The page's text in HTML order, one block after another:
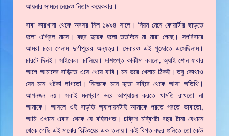
আয়নার সামনে নেচেও নিতাম কয়েকবার।
বাবা কারখানা থেকে অবসর নিল ১৯৯৪ সালে। নিয়ম মেনে কোয়ার্টার ছাড়তে
হলো এপ্রিল মাসে। বছর দুয়েক হলো ততদিনে মা মারা গেছে। সপরিবারে
আমরা চলে গেলাম দুর্গাপুরের অন্যত্র। সেবারও এই পুজোতে এসেছিলাম।
চারটে দিনই। সাইকেল চালিয়ে। দাশগুপ্ত কাকীমা বললো, অ্যাই শোন যাবার
আগে আমাদের বাড়িতে এসে খেয়ে যাবি। মন ভরে খেলাম ঠিকই। তবু কোথাও
যেন মনে খটকা লাগতো। নিজেকে মনে হতো বাইরে থেকে আসা অতিথি।
আপনজন নয়। সবাই মনপ্রাণ ভরে আপ্যায়ন করতে খামতি রাখতো না
আমাকে। আসলে ওই বাড়তি অ্যাপায়নটাই আমাকে পরতে পরতে ভাবাতো,
আমি এখানে এবার থেকে যে বহিরাগত। চব্বিশ চব্বিশটা বছর টানা যেখানে
থেকে গেছি এই মাঝের বিল্ডিংয়ের এক তলায়। কই বিগত বছর গুলিতে তো কেউ